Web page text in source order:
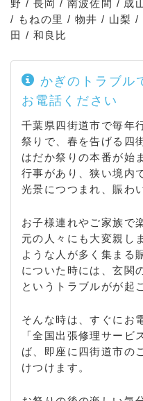
野 / 長岡 / 南波佐間 / 成
/ もねの里 / 物井 / 山梨 /
田 / 和良比
かぎのトラブル
お電話ください
千葉県四街道市で毎年
祭りで、春を告げる四
はだか祭りの本番が始
行事があり、狭い境内
光景につつまれ、賑わ
お子様連れやご家族で
元の人々にも大変親し
ような人が多く集まる
についた時には、玄関
というトラブルがが起
そんな時は、すぐにお
「全国出張修理サービ
ば、即座に四街道市の
けつけます。